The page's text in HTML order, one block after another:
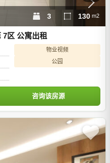
区 公寓出租
物业视频
公园
3 130 m2
咨询该房源